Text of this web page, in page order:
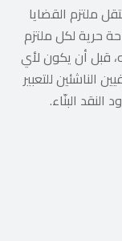
ملتزم القضايا
حرية لكل ملتزم
قبل أن يكون لأي
للتعبير
البنّاء.